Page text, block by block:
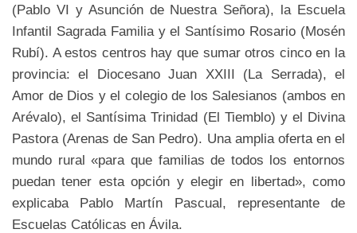
(Pablo VI y Asunción de Nuestra Señora), la Escuela
Infantil Sagrada Familia y el Santísimo Rosario (Mosén
Rubí). A estos centros hay que sumar otros cinco en la
provincia: el Diocesano Juan XXIII (La Serrada), el
Amor de Dios y el colegio de los Salesianos (ambos en
Arévalo), el Santísima Trinidad (El Tiemblo) y el Divina
Pastora (Arenas de San Pedro). Una amplia oferta en el
mundo rural «para que familias de todos los entornos
puedan tener esta opción y elegir en libertad», como
explicaba Pablo Martín Pascual, representante de
Escuelas Católicas en Ávila.